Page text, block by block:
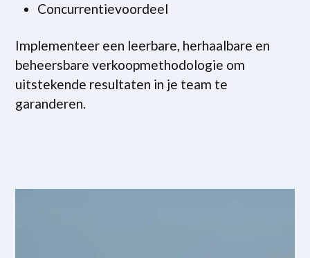
Concurrentievoordeel
Implementeer een leerbare, herhaalbare en
beheersbare verkoopmethodologie om
uitstekende resultaten in je team te
garanderen.